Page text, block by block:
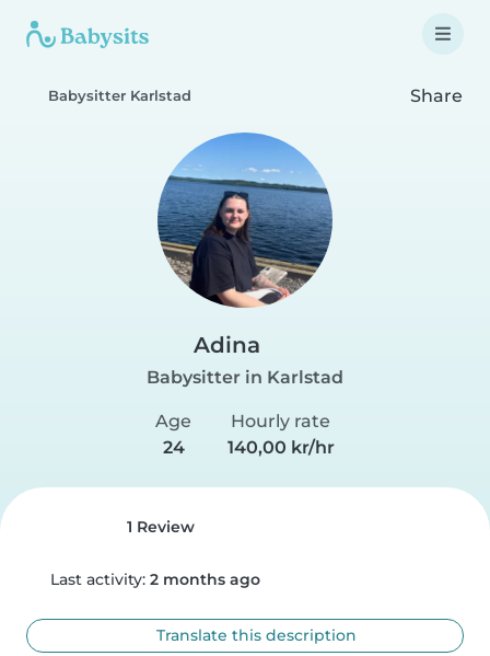
Babysitter Karlstad Share
Adina
Babysitter in Karlstad
Age
24
Hourly rate
140,00 kr/hr
1 Review
Last activity: 2 months ago
Translate this description